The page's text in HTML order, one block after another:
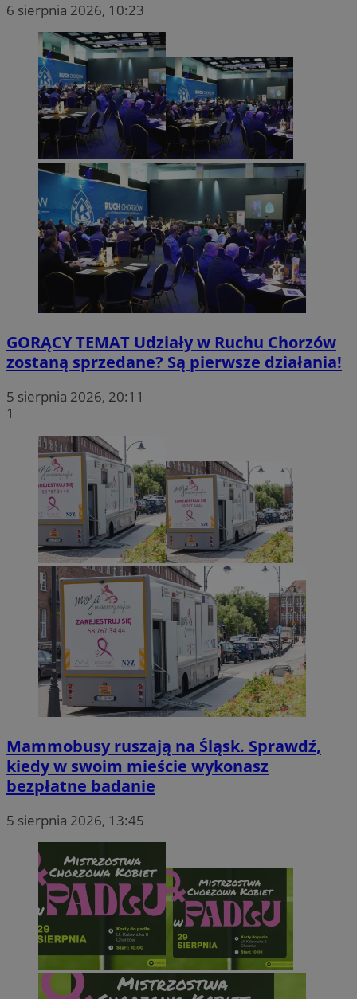
6 sierpnia 2026, 10:23
GORĄCY TEMAT Udziały w Ruchu Chorzów
zostaną sprzedane? Są pierwsze działania!
5 sierpnia 2026, 20:11
1
Mammobusy ruszają na Śląsk. Sprawdź,
kiedy w swoim mieście wykonasz
bezpłatne badanie
5 sierpnia 2026, 13:45